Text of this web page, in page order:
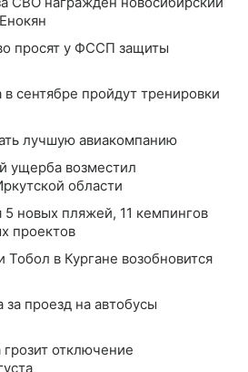
просят у ФССП защиты
сентябре пройдут тренировки
лучшую авиакомпанию
ущерба возместил
области
5 новых пляжей, 11 кемпингов
проектов
Тобол в Кургане возобновится
за проезд на автобусы
отключение